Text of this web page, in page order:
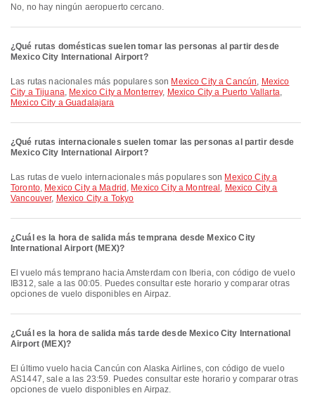
No, no hay ningún aeropuerto cercano.
¿Qué rutas domésticas suelen tomar las personas al partir desde
Mexico City International Airport?
Las rutas nacionales más populares son Mexico City a Cancún, Mexico
City a Tijuana, Mexico City a Monterrey, Mexico City a Puerto Vallarta,
Mexico City a Guadalajara
¿Qué rutas internacionales suelen tomar las personas al partir desde
Mexico City International Airport?
Las rutas de vuelo internacionales más populares son Mexico City a
Toronto, Mexico City a Madrid , Mexico City a Montreal , Mexico City a
Vancouver, Mexico City a Tokyo
¿Cuál es la hora de salida más temprana desde Mexico City
International Airport (MEX)?
El vuelo más temprano hacia Amsterdam con Iberia, con código de vuelo
IB312, sale a las 00:05. Puedes consultar este horario y comparar otras
opciones de vuelo disponibles en Airpaz.
¿Cuál es la hora de salida más tarde desde Mexico City International
Airport (MEX)?
El último vuelo hacia Cancún con Alaska Airlines, con código de vuelo
AS1447, sale a las 23:59. Puedes consultar este horario y comparar otras
opciones de vuelo disponibles en Airpaz.